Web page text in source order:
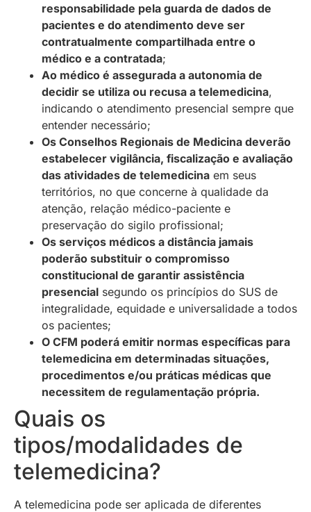
responsabilidade pela guarda de dados de
pacientes e do atendimento deve ser
contratualmente compartilhada entre o
médico e a contratada;
Ao médico é assegurada a autonomia de
decidir se utiliza ou recusa a telemedicina,
indicando o atendimento presencial sempre que
entender necessário;
Os Conselhos Regionais de Medicina deverão
estabelecer vigilância, fiscalização e avaliação
das atividades de telemedicina em seus
territórios, no que concerne à qualidade da
atenção, relação médico-paciente e
preservação do sigilo profissional;
Os serviços médicos a distância jamais
poderão substituir o compromisso
constitucional de garantir assistência
presencial segundo os princípios do SUS de
integralidade, equidade e universalidade a todos
os pacientes;
O CFM poderá emitir normas específicas para
telemedicina em determinadas situações,
procedimentos e/ou práticas médicas que
necessitem de regulamentação própria.
Quais os
tipos/modalidades de
telemedicina?
A telemedicina pode ser aplicada de diferentes